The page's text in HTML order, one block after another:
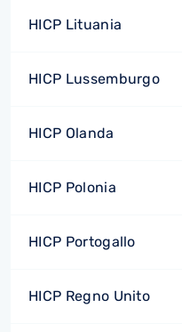
HICP Lituania
HICP Lussemburgo
HICP Olanda
HICP Polonia
HICP Portogallo
HICP Regno Unito